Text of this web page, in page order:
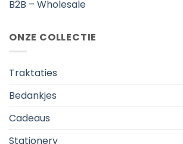
B2B – Wholesale
ONZE COLLECTIE
Traktaties
Bedankjes
Cadeaus
Stationery